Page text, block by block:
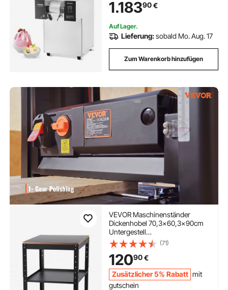
Schneekegel-Maker mit
Flüssigkeitskühlsystem & Touch-
Screen
1.18390€
Auf Lager.
Lieferung:sobald Mo. Aug. 17
Zum Warenkorb hinzufügen
VEVOR Maschinenständer
Dickenhobel 70,3×60,3×90cm
Untergestell
Dickenhobelmaschine Stahl &
MDF Max. Belastbarkeit 45kg
Maschinentisch
höhenverstellbar Kompitable mit
meisten Hobelmaschinen Sägen
(71)
12090€
Zusätzlicher 5% Rabatt mit
gutschein